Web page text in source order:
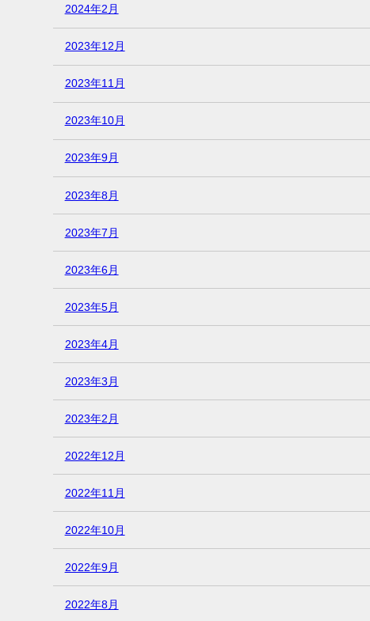
2024年2月
2023年12月
2023年11月
2023年10月
2023年9月
2023年8月
2023年7月
2023年6月
2023年5月
2023年4月
2023年3月
2023年2月
2022年12月
2022年11月
2022年10月
2022年9月
2022年8月